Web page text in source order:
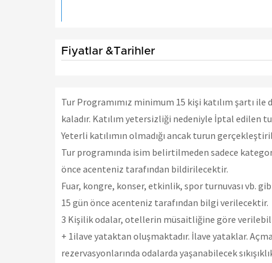
Fiyatlar &Tarihler
Tur Programımız minimum 15 kişi katılım şartı
kaladır. Katılım yetersizliği nedeniyle İptal edilen
Yeterli katılımın olmadığı ancak turun
Tur programında isim belirtilmeden sadece
önce acenteniz tarafından bildirilecektir.
Fuar, kongre, konser, etkinlik, spor turnuvası vb.
15 gün önce acenteniz tarafından bilgi verilecektir.
3 Kişilik odalar, otellerin müsaitliğine göre
+ 1ilave yataktan oluşmaktadır. İlave yataklar.
rezervasyonlarında odalarda yaşanabilecek